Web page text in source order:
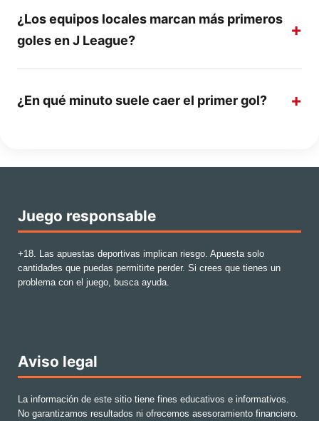
¿Los equipos locales marcan más primeros
goles en J League?
¿En qué minuto suele caer el primer gol?
Juego responsable
+18. Las apuestas deportivas implican riesgo. Apuesta solo
cantidades que puedas permitirte perder. Si crees que tienes un
problema con el juego, busca ayuda.
Aviso legal
La información de este sitio tiene fines educativos e informativos.
No garantizamos resultados ni ofrecemos asesoramiento financiero.